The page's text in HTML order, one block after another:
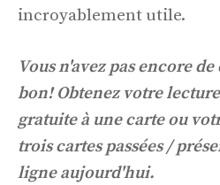
incroyablement utile.
Vous n'avez pas encore
bon! Obtenez votre
gratuite à une carte ou
trois cartes passées /
ligne aujourd'hui.